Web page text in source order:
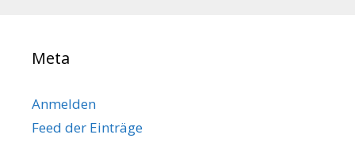
Meta
Anmelden
Feed der Einträge